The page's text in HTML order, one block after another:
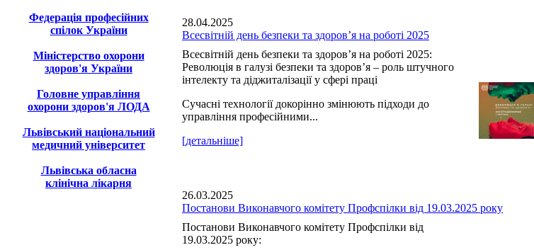
Федерація професійних
спілок України
Міністерство охорони
здоров'я України
Головне управління
охорони здоров'я ЛОДА
Львівський національний
медичний університет
Львівська обласна
клінічна лікарня
28.04.2025
Всесвітній день безпеки та здоров’я на роботі 2025
Всесвітній день безпеки та здоров’я на роботі 2025:
Революція в галузі безпеки та здоров’я – роль штучного
інтелекту та діджиталізації у сфері праці
Сучасні технології докорінно змінюють підходи до
управління професійними...
[детальніше]
26.03.2025
Постанови Виконавчого комітету Профспілки від 19.03.2025 року
Постанови Виконавчого комітету Профспілки від
19.03.2025 року: